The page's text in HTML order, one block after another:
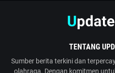
TENTANG
Sumber berita terkini dan
olahraga. Dengan komitmen